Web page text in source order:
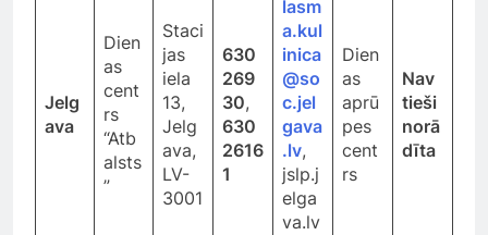
Jelg
ava
Dien
as
cent
rs
“Atb
alsts
”
Staci
jas
iela
13,
Jelg
ava,
LV-
3001
630
269
30,
630
2616
1
lasm
a.kul
inica
@so
c.jel
gava
.lv,
jslp.j
elga
va.lv
Dien
as
aprū
pes
cent
rs
Nav
tieši
norā
dīta